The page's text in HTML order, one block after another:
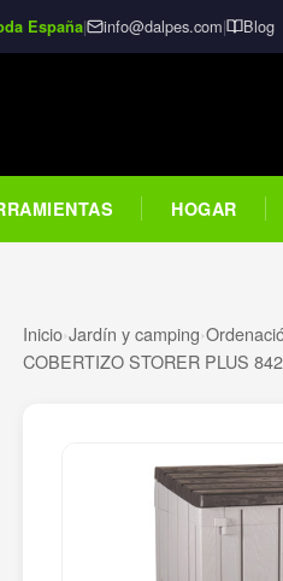
España| info@dalpes.com| Blog
HOGAR
Inicio›Jardín y camping›
COBERTIZO STORER PLUS